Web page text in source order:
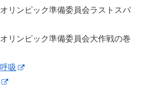
リンピック準備委員会ラストスパ
リンピック準備委員会大作戦の巻
吸